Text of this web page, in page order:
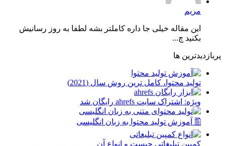
مریم
این مقاله خیلی جا داره کاملتر بشه لطفا به روز رسانیش
بکنید چ...
پربازدیدترین ها
توليد محتوا، کامل ترین روش سال (2021)
ویژه: اشتراک سایت ahrefs رایگان شد
🖺 آموزش تولید محتوا به زبان انگلیسی
کمپین تبلیغاتی چیست و انواع آن